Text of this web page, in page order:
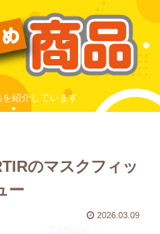
紹介しています
のマスクフィッ
ー
2026.03.09